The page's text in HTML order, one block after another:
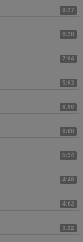
8:27
6:20
7:04
5:03
6:00
6:00
5:24
4:48
4:02
3:22